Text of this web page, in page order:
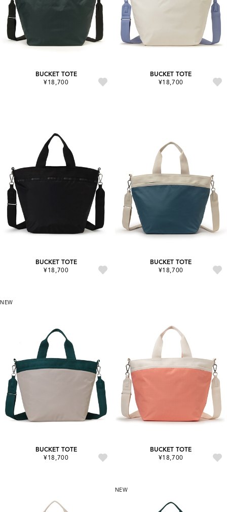
BUCKET TOTE
¥18,700
BUCKET TOTE
¥18,700
BUCKET TOTE
¥18,700
BUCKET TOTE
¥18,700
NEW
BUCKET TOTE
¥18,700
BUCKET TOTE
¥18,700
NEW